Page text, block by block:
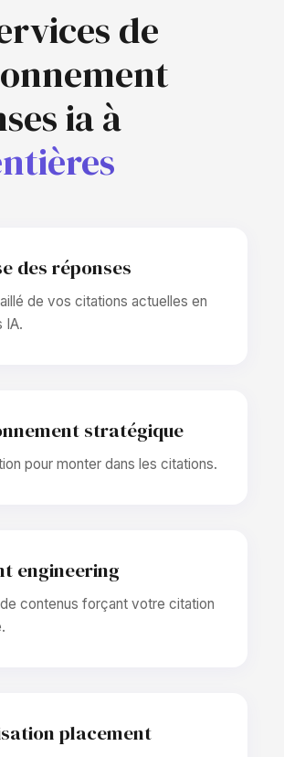
de
ia à
des réponses
de vos citations actuelles en
IA.
stratégique
pour monter dans les citations.
engineering
contenus forçant votre citation
placement